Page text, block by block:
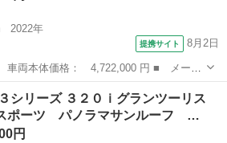
2022年
提携サイト 8月2日
Ｘ３ ■ グレード名： ｘＤｒｉｖ
ンオーナー パノラマサンルーフ 黒革
シリーズ ３２０ｉグランツーリス
ポーツ パノラマサンルーフ …
円